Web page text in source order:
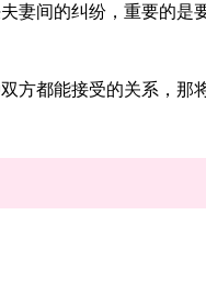
间的纠纷，重要的是
都能接受的关系，那